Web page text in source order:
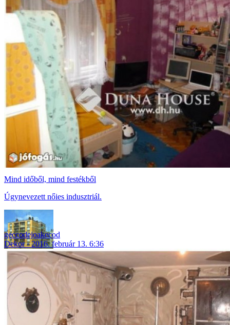
Mind időből, mind festékből
Úgynevezett nőies indusztriál.
geccodejoakecod
Dekor
2016. február 13. 6:36